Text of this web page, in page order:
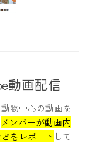
動画配信
物中心の動画を
メンバーが動画内
をレポート して